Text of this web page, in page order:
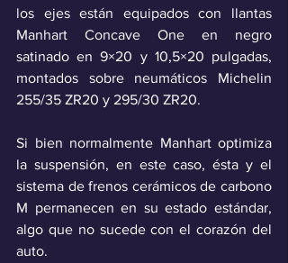
los ejes están equipados con llantas
Manhart Concave One en negro
satinado en 9×20 y 10,5×20 pulgadas,
montados sobre neumáticos Michelin
255/35 ZR20 y 295/30 ZR20.
Si bien normalmente Manhart optimiza
la suspensión, en este caso, ésta y el
sistema de frenos cerámicos de carbono
M permanecen en su estado estándar,
algo que no sucede con el corazón del
auto.